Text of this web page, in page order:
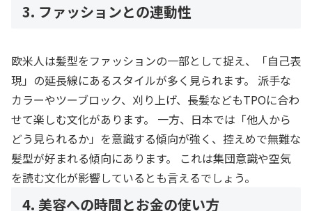
3. ファッションとの連動性
欧米人は髪型をファッションの一部として捉え、「自己表
現」の延長線にあるスタイルが多く見られます。 派手な
カラーやツーブロック、刈り上げ、長髪などもTPOに合わ
せて楽しむ文化があります。 一方、日本では「他人から
どう見られるか」を意識する傾向が強く、控えめで無難な
髪型が好まれる傾向にあります。 これは集団意識や空気
を読む文化が影響しているとも言えるでしょう。
4. 美容への時間とお金の使い方